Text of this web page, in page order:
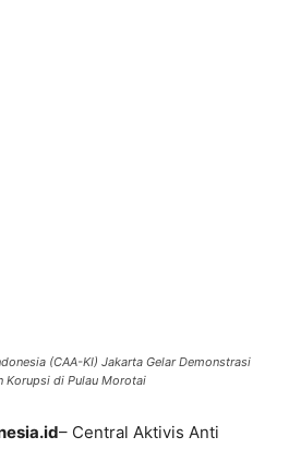
(CAA-KI) Jakarta Gelar Demonstrasi
Korupsi di Pulau Morotai
– Central Aktivis Anti